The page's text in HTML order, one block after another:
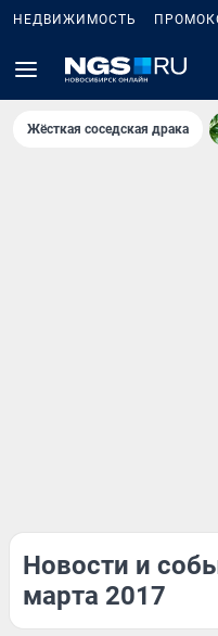
НЕДВИЖИМОСТЬ
Жёсткая соседская драка
Новости и
марта 2017